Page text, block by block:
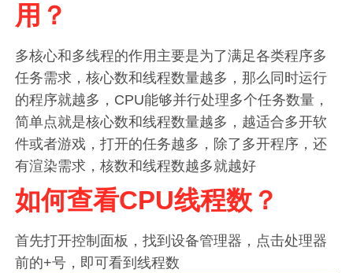
用？
多核心和多线程的作用主要是为了满足各类程序多
任务需求，核心数和线程数量越多，那么同时运行
的程序就越多，CPU能够并行处理多个任务数量，
简单点就是核心数和线程数量越多，越适合多开软
件或者游戏，打开的任务越多，除了多开程序，还
有渲染需求，核数和线程数越多就越好
如何查看CPU线程数？
首先打开控制面板，找到设备管理器，点击处理器
前的+号，即可看到线程数